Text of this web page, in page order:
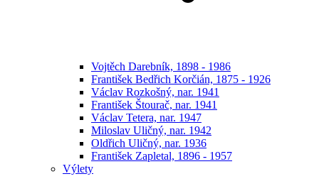
Vojtěch Darebník, 1898 - 1986
František Bedřich Korčián, 1875 - 1926
Václav Rozkošný, nar. 1941
František Štourač, nar. 1941
Václav Tetera, nar. 1947
Miloslav Uličný, nar. 1942
Oldřich Uličný, nar. 1936
František Zapletal, 1896 - 1957
Výlety